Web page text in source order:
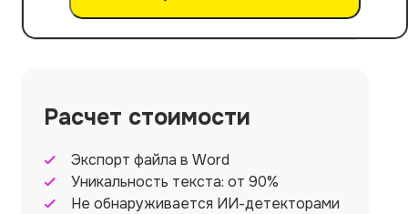
Расчет стоимости
Экспорт файла в Word
Уникальность текста: от 90%
Не обнаруживается ИИ-детекторами